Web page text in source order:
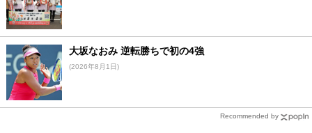
大坂なおみ 逆転勝ちで初の4強
(2026年8月1日)
Recommended by